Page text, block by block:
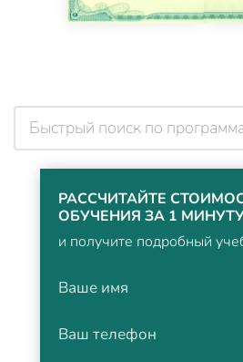
РАССЧИТАЙТЕ
ОБУЧЕНИЯ ЗА 1
и получите подробный
Ваше имя
Ваш телефон